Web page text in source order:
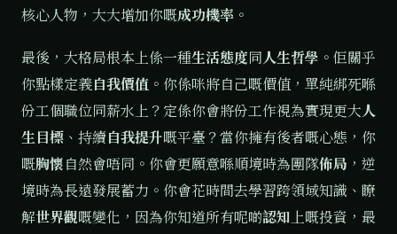
核心人物，大大增加你嘅成功機率 。
最後，大格局根本上係一種生活態度同人生哲學 。佢關乎
你點樣定義自我價值 。你係咪將自己嘅價值，單純綁死喺
份工個職位同薪水上？定係你會將份工作視為實現更大人
生目標 、持續自我提升嘅平臺？當你擁有後者嘅心態，你
嘅胸懷自然會唔同。你會更願意喺順境時為團隊佈局 ，逆
境時為長遠發展蓄力。你會花時間去學習跨領域知識、瞭
解世界觀嘅變化，因為你知道所有呢啲認知 上嘅投資，最